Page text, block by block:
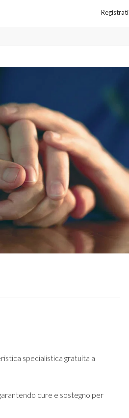
Registrati
specialistica gratuita a
cure e sostegno per